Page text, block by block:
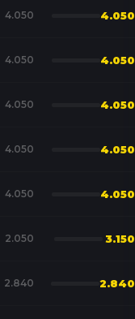
4.050 4.050
4.050 4.050
4.050 4.050
4.050 4.050
4.050 4.050
2.050 3.150
2.840 2.840